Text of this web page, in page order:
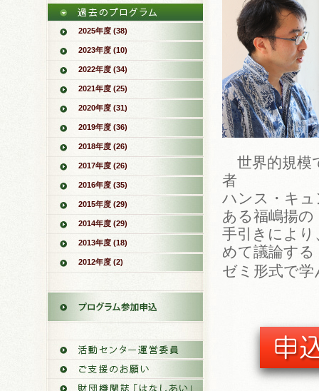
2025年度 (38)
2023年度 (10)
2022年度 (34)
2021年度 (25)
2020年度 (31)
2019年度 (36)
2018年度 (26)
2017年度 (26)
2016年度 (35)
2015年度 (29)
2014年度 (29)
2013年度 (18)
2012年度 (2)
世界的規模
者
ハンス・キ
ある福嶋揚の
手引きにより
めて議論する
ゼミ形式で